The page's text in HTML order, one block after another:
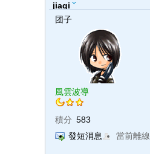
jiaqi
团子
風雲波導
積分 583
發短消息
當前離線